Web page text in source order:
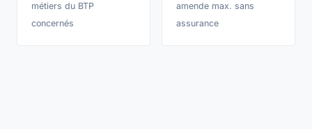
métiers du BTP
concernés
amende max. sans
assurance